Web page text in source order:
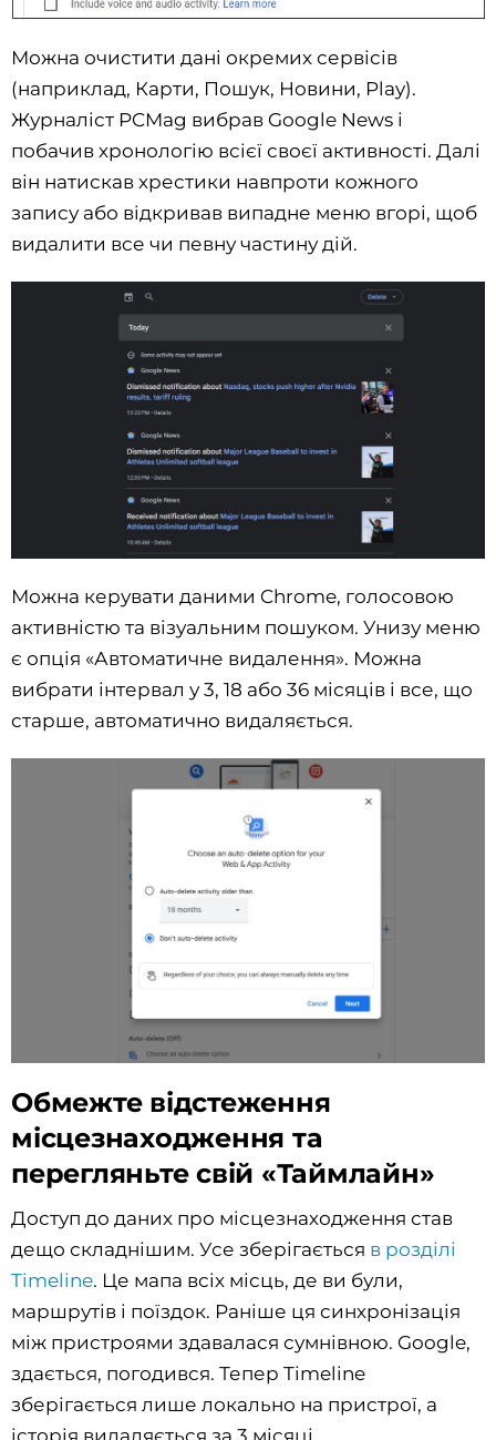
Можна очистити дані окремих сервісів
(наприклад, Карти, Пошук, Новини, Play).
Журналіст PCMag вибрав Google News і
побачив хронологію всієї своєї активності. Далі
він натискав хрестики навпроти кожного
запису або відкривав випадне меню вгорі, щоб
видалити все чи певну частину дій.
Можна керувати даними Chrome, голосовою
активністю та візуальним пошуком. Унизу меню
є опція «Автоматичне видалення». Можна
вибрати інтервал у 3, 18 або 36 місяців і все, що
старше, автоматично видаляється.
Обмежте відстеження
місцезнаходження та
перегляньте свій «Таймлайн»
Доступ до даних про місцезнаходження став
дещо складнішим. Усе зберігається в розділі
Timeline. Це мапа всіх місць, де ви були,
маршрутів і поїздок. Раніше ця синхронізація
між пристроями здавалася сумнівною. Google,
здається, погодився. Тепер Timeline
зберігається лише локально на пристрої, а
історія видаляється за 3 місяці.